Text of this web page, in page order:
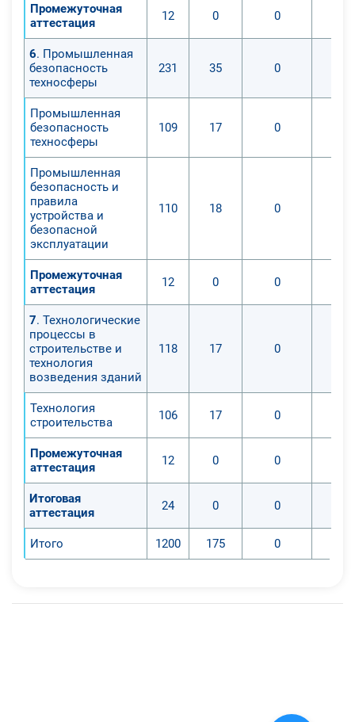
Промежуточная
аттестация
12 0 0
6. Промышленная
безопасность
техносферы
231 35 0
Промышленная
безопасность
техносферы
109 17 0
Промышленная
безопасность и
правила
устройства и
безопасной
эксплуатации
110 18 0
Промежуточная
аттестация
12 0 0
7. Технологические
процессы в
строительстве и
технология
возведения зданий
118 17 0
Технология
строительства
106 17 0
Промежуточная
аттестация
12 0 0
Итоговая
аттестация
24 0 0
Итого 1200 175 0